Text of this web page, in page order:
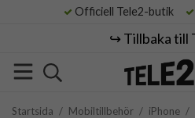
Officiell Tele2-butik
↪️ Tillbaka till
Startsida / Mobiltillbehör / iPhone /